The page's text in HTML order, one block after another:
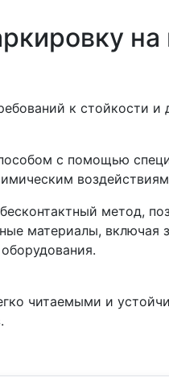
на
к стойкости и
с помощью
метод,
материалы, включая
читаемыми и